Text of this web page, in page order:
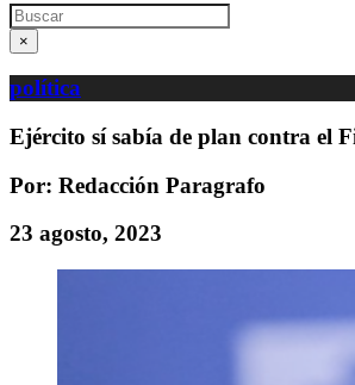
Search
×
política
Ejército sí sabía de plan contra el
Por: Redacción Paragrafo
23 agosto, 2023